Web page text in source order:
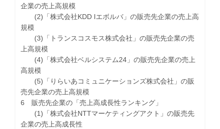
企業の売上高規模
(2)「株式会社KDD Iエボルバ」の販売先企業の売上高
規模
(3)「トランスコスモス株式会社」の販売先企業の売
上高規模
(4)「株式会社ベルシステム24」の販売先企業の売上
高規模
(5)「りらいあコミュニケーションズ株式会社」の販
売先企業の売上高規模
6 販売先企業の「売上高成長性ランキング」
(1)「株式会社NTTマーケティングアクト」の販売先
企業の売上高成長性